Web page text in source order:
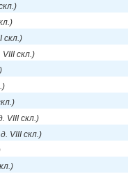
скл.)
VIII скл.)
VIII скл.)
VIII скл.)